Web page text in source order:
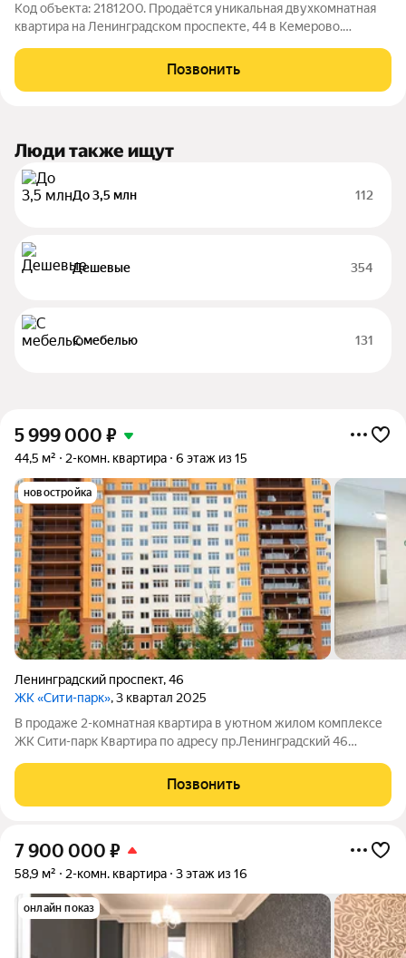
Код объекта: 2181200. Продаётся уникальная двухкомнатная
квартира на Ленинградском проспекте, 44 в Кемерово.
монолитного дома, построенного в 2025 году. Высота
потолков 3 метра создаёт ощущение
Позвонить
Люди также ищут
До 3,5 млн 112
Дешевые 354
С мебелью 131
5 999 000 ₽
44,5 м² 2-комн. квартира 6 этаж из 15
новостройка
Ленинградский проспект,46
ЖК «Сити-парк», 3 квартал 2025
В продаже 2-комнатная квартира в уютном жилом комплексе
ЖК Сити-парк Квартира по адресу пр.Ленинградский 46
вариант для тех, кто хочет заехать в новое жильё. ДОМ СДАН
в 2025 году! Полная
Позвонить
7 900 000 ₽
58,9 м² 2-комн. квартира 3 этаж из 16
онлайн показ